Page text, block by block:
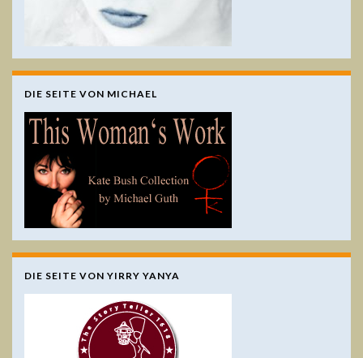
DIE SEITE VON MICHAEL
DIE SEITE VON YIRRY YANYA